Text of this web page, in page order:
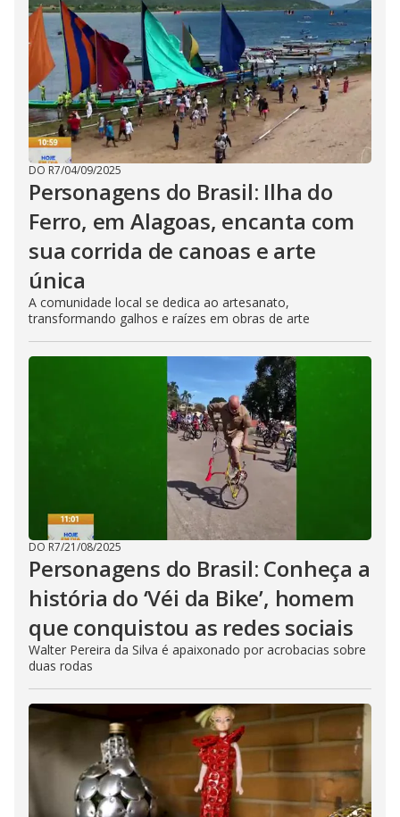
DO R7/04/09/2025
Personagens do Brasil: Ilha do
Ferro, em Alagoas, encanta com
sua corrida de canoas e arte
única
A comunidade local se dedica ao artesanato,
transformando galhos e raízes em obras de arte
DO R7/21/08/2025
Personagens do Brasil: Conheça a
história do ‘Véi da Bike’, homem
que conquistou as redes sociais
Walter Pereira da Silva é apaixonado por acrobacias sobre
duas rodas